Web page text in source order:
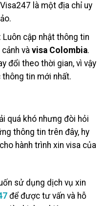
là một địa chỉ uy
Luôn cập nhật thông tin
và visa Colombia.
đổi theo thời gian, vì vậy
tin mới nhất.
quá khó nhưng đòi hỏi
thông tin trên đây, hy
hành trình xin visa của
sử dụng dịch vụ xin
để được tư vấn và hỗ